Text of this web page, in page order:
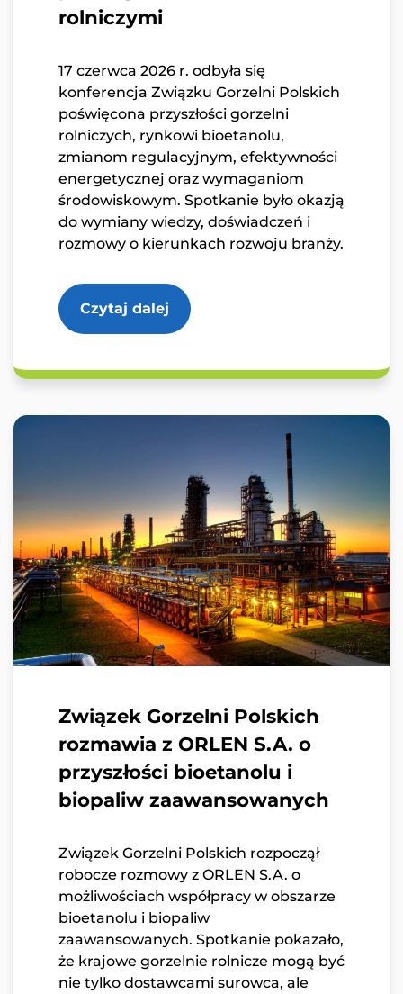
rolniczymi
17 czerwca 2026 r. odbyła się
konferencja Związku Gorzelni Polskich
poświęcona przyszłości gorzelni
rolniczych, rynkowi bioetanolu,
zmianom regulacyjnym, efektywności
energetycznej oraz wymaganiom
środowiskowym. Spotkanie było okazją
do wymiany wiedzy, doświadczeń i
rozmowy o kierunkach rozwoju branży.
Czytaj dalej
Związek Gorzelni Polskich
rozmawia z ORLEN S.A. o
przyszłości bioetanolu i
biopaliw zaawansowanych
Związek Gorzelni Polskich rozpoczął
robocze rozmowy z ORLEN S.A. o
możliwościach współpracy w obszarze
bioetanolu i biopaliw
zaawansowanych. Spotkanie pokazało,
że krajowe gorzelnie rolnicze mogą być
nie tylko dostawcami surowca, ale